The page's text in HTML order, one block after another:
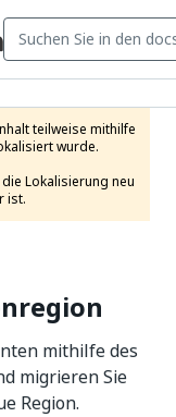
teilweise mithilfe
wurde.
Lokalisierung neu
ist.
mithilfe des
migrieren Sie
Region.